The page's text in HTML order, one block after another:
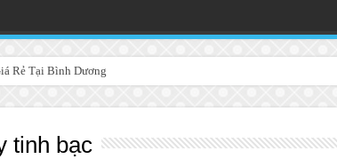
Rẻ Tại Bình Dương
tinh bạc